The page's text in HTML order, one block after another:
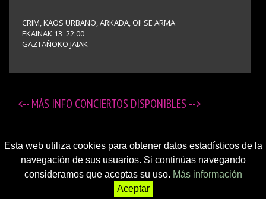
CRIM, KAOS URBANO, ARKADA, OI! SE ARMA
EKAINAK 13 22:00
GAZTAÑOKO JAIAK
<-- MÁS INFO CONCIERTOS DISPONIBLES -->
Esta web utiliza cookies para obtener datos estadísticos de la
navegación de sus usuarios. Si continúas navegando
consideramos que aceptas su uso. Más información
Aceptar